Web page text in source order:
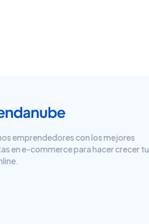
emprendedores con los mejores
en e-commerce para hacer crecer tu